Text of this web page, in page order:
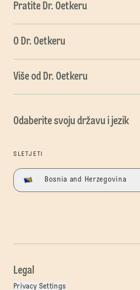
Pratite Dr. Oetkeru
O Dr. Oetkeru
Više od Dr. Oetkeru
Odaberite svoju državu i jezik
SLETJETI
Bosnia and Herzegovina
Legal
Privacy Settings